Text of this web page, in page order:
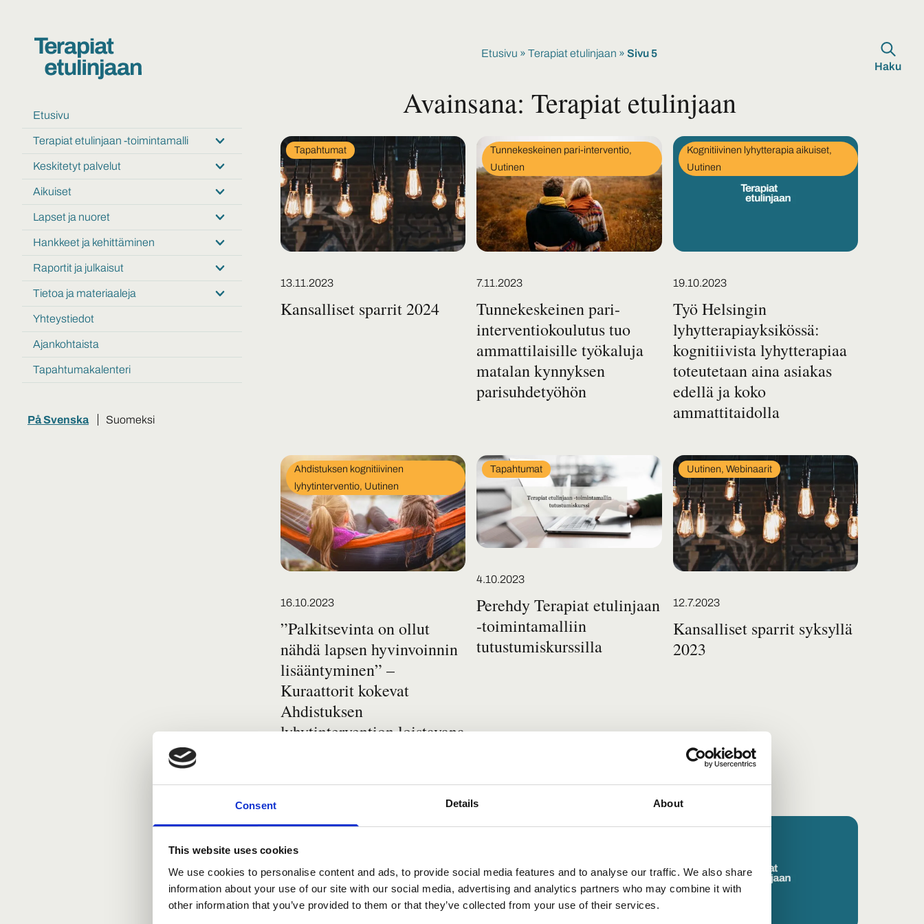
Consent Details About
This website uses cookies
We use cookies to personalise content and ads, to provide social media features and to analyse our traffic. We also share
information about your use of our site with our social media, advertising and analytics partners who may combine it with
other information that you’ve provided to them or that they’ve collected from your use of their services.
Etusivu
Terapiat etulinjaan -toimintamalli
Submenu:
-
toimintamalli
Keskitetyt palvelut
Submenu:
Aikuiset
Submenu:
Lapset ja nuoret
Submenu:
nuoret
Hankkeet ja kehittäminen
Submenu:
kehittäminen
Raportit ja julkaisut
Submenu:
Tietoa ja materiaaleja
Submenu:
Yhteystiedot
Ajankohtaista
Tapahtumakalenteri
På Svenska Suomeksi
Haku
Etusivu » Terapiat etulinjaan » Sivu 5
Avainsana: Terapiat etulinjaan
Posted on
13.11.2023
In
category
Tapahtumat
Kansalliset sparrit 2024
Posted on
7.11.2023
In
category
Tunnekeskeinen pari-interventio,
Uutinen
Tunnekeskeinen pari-
interventiokoulutus tuo
ammattilaisille työkaluja
matalan kynnyksen
parisuhdetyöhön
Posted on
19.10.2023
In
category
Kognitiivinen lyhytterapia aikuiset,
Uutinen
Työ Helsingin
lyhytterapiayksikössä:
kognitiivista lyhytterapiaa
toteutetaan aina asiakas
edellä ja koko
ammattitaidolla
Posted on
16.10.2023
In
category
Ahdistuksen kognitiivinen
lyhytinterventio, Uutinen
”Palkitsevinta on ollut
nähdä lapsen hyvinvoinnin
lisääntyminen” –
Kuraattorit kokevat
Ahdistuksen
lyhytintervention loistavana
Posted on
4.10.2023
In
category
Tapahtumat
Perehdy Terapiat etulinjaan
-toimintamalliin
tutustumiskurssilla
Posted on
12.7.2023
In
category
Uutinen, Webinaarit
Kansalliset sparrit syksyllä
2023
In
category
Ahdistuksen kognitiivinen
lyhytinterventio, Yleinen
In
Uutinen
In
Uutinen